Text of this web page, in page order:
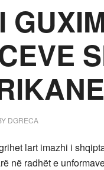
DGRECA
lart imazhi i
në radhët e